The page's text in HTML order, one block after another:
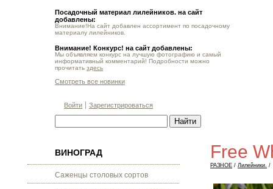
Посадочный материал лилейников. на сайт
добавлены:
Внимание!На сайт добавлен ассортимент по посадочному
материалу лилейников.
Внимание! Конкурс! на сайт добавлены:
Мы объявляем конкурс на лучшую фотографию и самый
информативный комментарий! Подробности можно
прочитать здесь
Смотреть все новинки
Войти Зарегистрироваться
ВИНОГРАД
Саженцы столовых сортов
Free
РАЗНОЕ / Лилейники. /